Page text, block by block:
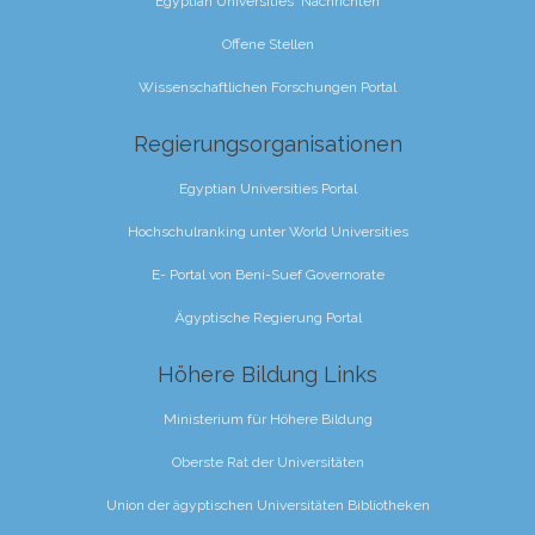
Offene Stellen
Wissenschaftlichen Forschungen Portal
Regierungsorganisationen
Egyptian Universities Portal
Hochschulranking unter World Universities
E- Portal von Beni-Suef Governorate
Ägyptische Regierung Portal
Höhere Bildung Links
Ministerium für Höhere Bildung
Oberste Rat der Universitäten
Union der ägyptischen Universitäten Bibliotheken